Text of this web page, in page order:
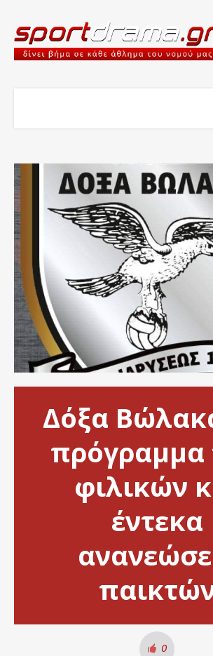
Δόξα
πρόγραμμα
φιλικών
έντεκα
0